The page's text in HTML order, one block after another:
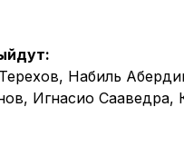
Набиль
Игнасио